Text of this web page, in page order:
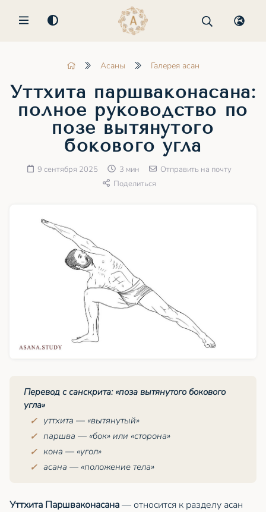
MENU
Асаны Галерея асан
Уттхита паршваконасана:
полное руководство по
позе вытянутого
бокового угла
9 сентября 2025 3 мин
Отправить на почту
Поделиться
Перевод с санскрита: «поза вытянутого бокового
угла»
уттхита — «вытянутый»
паршва — «бок» или «сторона»
кона — «угол»
асана — «положение тела»
Уттхита Паршваконасана— относится к разделу асан